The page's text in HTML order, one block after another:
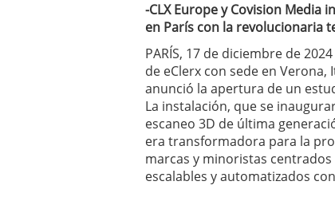
-CLX Europe y Covision Media
en París con la revolucionaria
PARÍS, 17 de diciembre de
de eClerx con sede en Verona,
anunció la apertura de un
La instalación, que se
escaneo 3D de última
era transformadora para la
marcas y minoristas
escalables y automatizados